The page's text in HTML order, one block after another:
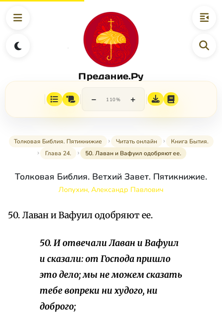
Предание.Ру
− 110% +
Толковая Библия. Пятикнижие Читать онлайн
Книга Бытия.
Глава 24.
50. Лаван и Вафуил одобряют ее.
Толковая Библия. Ветхий Завет. Пятикнижие.
Лопухин, Александр Павлович
50. Лаван и Вафуил одобряют ее.
50. И отвечали Лаван и Вафуил
и сказали: от Господа пришло
это дело; мы не можем сказать
тебе вопреки ни худого, ни
доброго;